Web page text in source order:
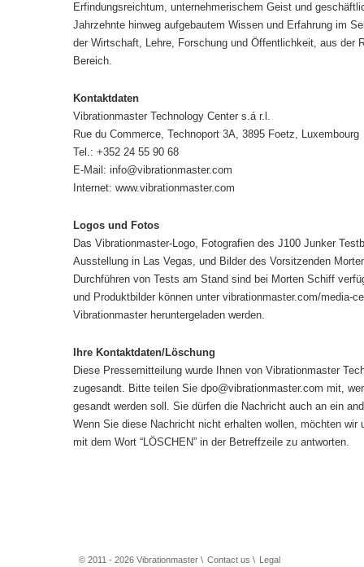
Erfindungsreichtum, unternehmerischem Geist und
Jahrzehnte hinweg aufgebautem Wissen und Erfahrung im
der Wirtschaft, Lehre, Forschung und Öffentlichkeit, aus der
Bereich.
Kontaktdaten
Vibrationmaster Technology Center s.á r.l.
Rue du Commerce, Technoport 3A, 3895 Foetz, Luxembourg
Tel.: +352 24 55 90 68
E-Mail: info@vibrationmaster.com
Internet: www.vibrationmaster.com
Logos und Fotos
Das Vibrationmaster-Logo, Fotografien des J100 Junker
Ausstellung in Las Vegas, und Bilder des Vorsitzenden
Durchführen von Tests am Stand sind bei Morten Schiff
und Produktbilder können unter vibrationmaster.com/media-
Vibrationmaster heruntergeladen werden.
Ihre Kontaktdaten/Löschung
Diese Pressemitteilung wurde Ihnen von Vibrationmaster
zugesandt. Bitte teilen Sie dpo@vibrationmaster.com mit,
gesandt werden soll. Sie dürfen die Nachricht auch an ein
Wenn Sie diese Nachricht nicht erhalten wollen, möchten
mit dem Wort “LÖSCHEN” in der Betreffzeile zu antworten.
© 2011 - 2026 Vibrationmaster \ Contact us \ Legal